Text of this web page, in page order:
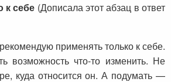
к себе (Дописала этот абзац в ответ
применять только к себе.
возможность что-то изменить. Не
куда относится он. А подумать —